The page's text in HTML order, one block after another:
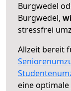
Burgwedel
Burgwedel,
stressfrei
Allzeit bereit
eine optimale